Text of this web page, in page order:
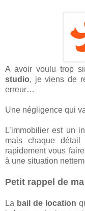
A avoir voulu trop
studio, je viens de
erreur…
Une négligence qui
L’immobilier est un
mais chaque
rapidement vous
à une situation
Petit rappel de
La bail de location